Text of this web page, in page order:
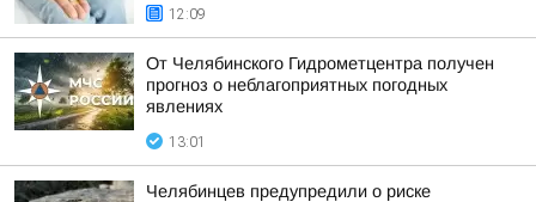
12:09
От Челябинского Гидрометцентра получен
прогноз о неблагоприятных погодных
явлениях
13:01
Челябинцев предупредили о риске